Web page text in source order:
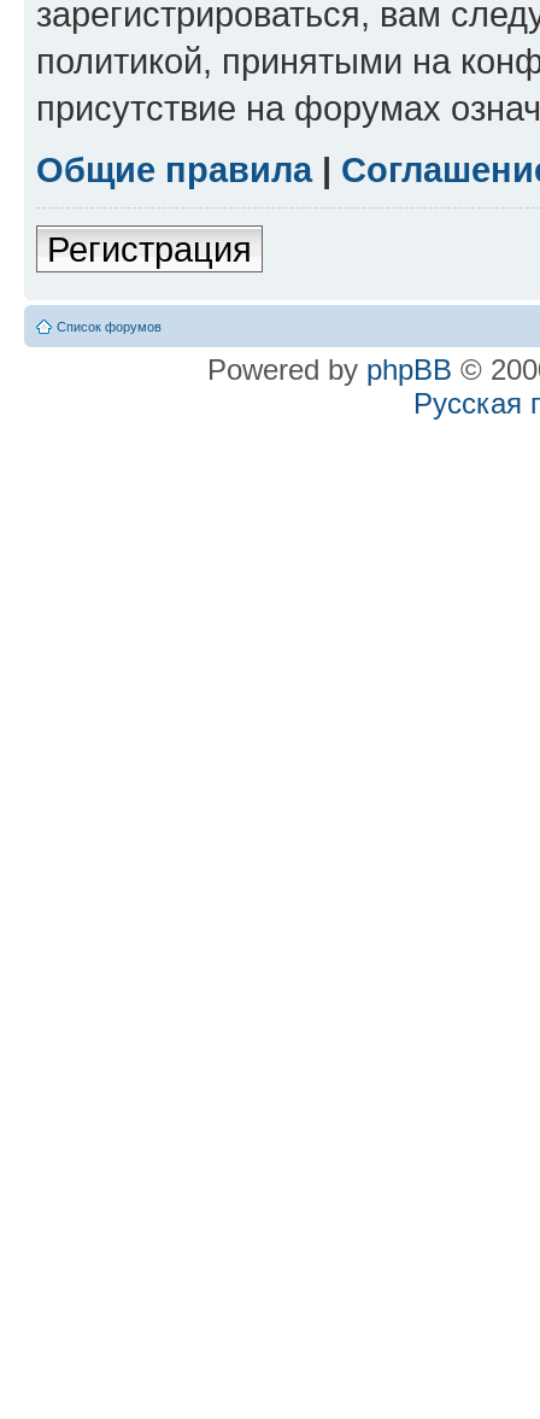
зарегистрироваться, вам
политикой, принятыми на
присутствие на форумах
Общие правила|
Регистрация
Список форумов
Powered by phpBB ©
Русская